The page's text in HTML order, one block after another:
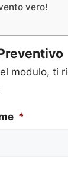
vero!
modulo, ti
*